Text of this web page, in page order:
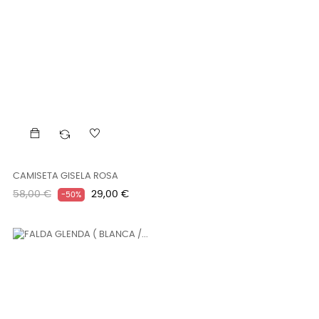
CAMISETA GISELA ROSA
Precio
58,00 € -50% Precio
29,00 €